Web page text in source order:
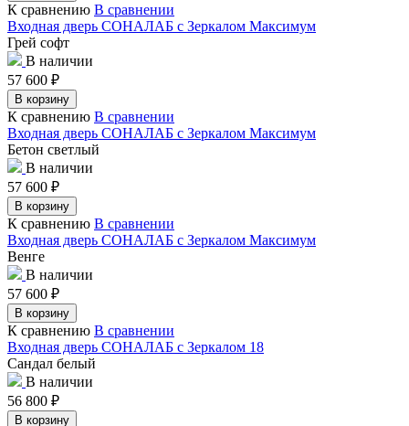
К сравнению В сравнении
Входная дверь СОНАЛАБ с Зеркалом Максимум
Грей софт
В наличии
57 600 ₽
В корзину
К сравнению В сравнении
Входная дверь СОНАЛАБ с Зеркалом Максимум
Бетон светлый
В наличии
57 600 ₽
В корзину
К сравнению В сравнении
Входная дверь СОНАЛАБ с Зеркалом Максимум
Венге
В наличии
57 600 ₽
В корзину
К сравнению В сравнении
Входная дверь СОНАЛАБ с Зеркалом 18
Сандал белый
В наличии
56 800 ₽
В корзину